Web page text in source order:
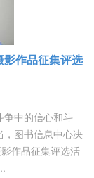
影作品征集评选
争中的信心和斗
，图书信息中心决
作品征集评选活